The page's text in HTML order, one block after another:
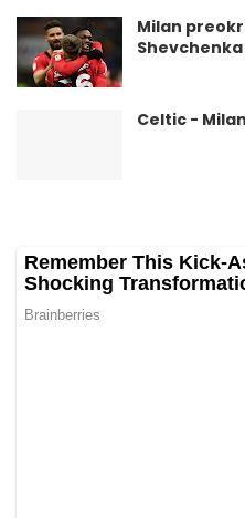
Milan
Shevchenka
Celtic -